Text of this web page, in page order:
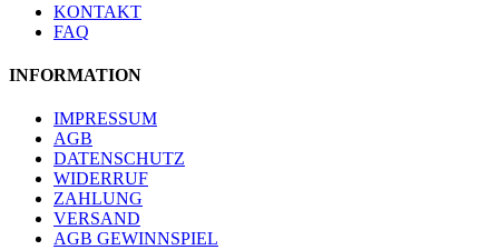
KONTAKT
FAQ
INFORMATION
IMPRESSUM
AGB
DATENSCHUTZ
WIDERRUF
ZAHLUNG
VERSAND
AGB GEWINNSPIEL